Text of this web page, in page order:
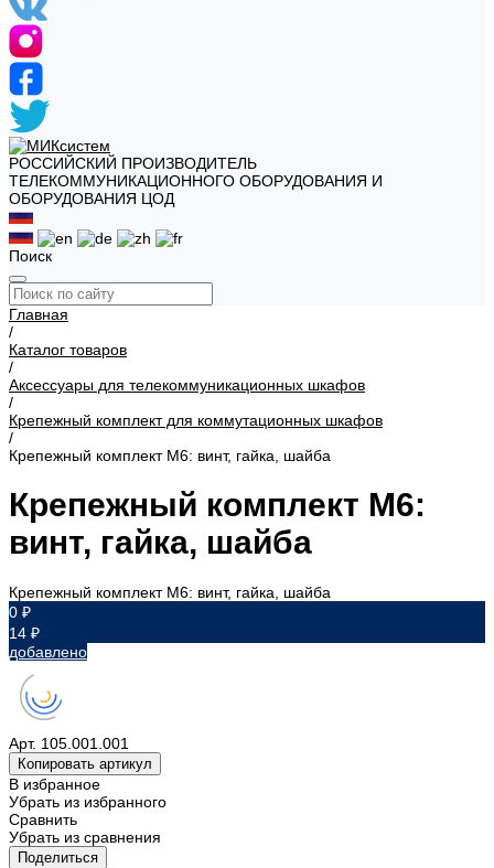
РОССИЙСКИЙ ПРОИЗВОДИТЕЛЬ
ТЕЛЕКОММУНИКАЦИОННОГО ОБОРУДОВАНИЯ И
ОБОРУДОВАНИЯ ЦОД
Поиск
Главная
/
Каталог товаров
/
Аксессуары для телекоммуникационных шкафов
/
Крепежный комплект для коммутационных шкафов
/
Крепежный комплект M6: винт, гайка, шайба
Крепежный комплект M6:
винт, гайка, шайба
Крепежный комплект M6: винт, гайка, шайба
0 ₽
14 ₽
добавлено
Арт. 105.001.001
Копировать артикул
В избранное
Убрать из избранного
Сравнить
Убрать из сравнения
Поделиться